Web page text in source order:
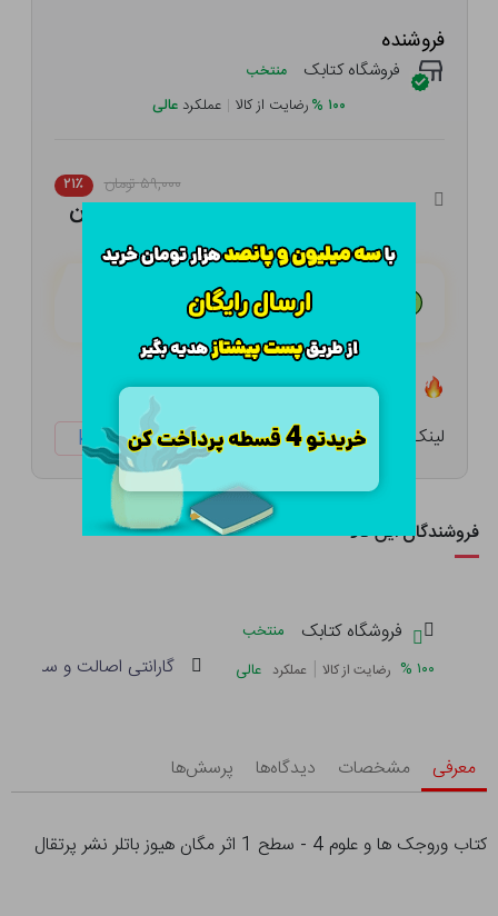
فروشنده
فروشگاه کتابک منتخب
۱۰۰ %رضایت از کالا | عملکرد عالی
۵۹,۰۰۰ تومان ۲۱٪
۴۶,۶۱۰ تومان
هـر قسط با تــرب‌پــی:
تعداد ۵ عدد در انبار موجود است
لینک کوتاه: ketabtala.com/sbp-41630
فروشندگان این کالا
فروشگاه کتابک
منتخب
۱۰۰ % رضایت از کالا | عملکرد عالی گارانتی اصالت و سلامت
معرفی مشخصات دیدگاه‌ها پرسش‌ها
کتاب وروجک ها و علوم 4 - سطح 1 اثر مگان هیوز باتلر نشر پرتقال